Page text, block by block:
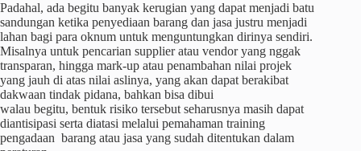
Padahal, ada begitu banyak kerugian yang dapat menjadi batu
sandungan ketika penyediaan barang dan jasa justru menjadi
lahan bagi para oknum untuk menguntungkan dirinya sendiri.
Misalnya untuk pencarian supplier atau vendor yang nggak
transparan, hingga mark-up atau penambahan nilai projek
yang jauh di atas nilai aslinya, yang akan dapat berakibat
dakwaan tindak pidana, bahkan bisa dibui
walau begitu, bentuk risiko tersebut seharusnya masih dapat
diantisipasi serta diatasi melalui pemahaman training
pengadaan barang atau jasa yang sudah ditentukan dalam